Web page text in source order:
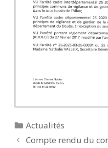
Catégories
Actualités
Compte rendu du